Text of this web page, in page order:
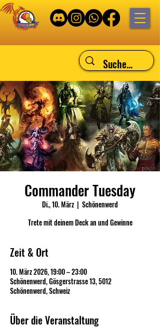
Commander Tuesday
Di., 10. März
  |
Schönenwerd
Trete mit deinem Deck an und Gewinne
Zeit & Ort
10. März 2026, 19:00 – 23:00
Schönenwerd, Gösgerstrasse 13, 5012
Schönenwerd, Schweiz
Über die Veranstaltung